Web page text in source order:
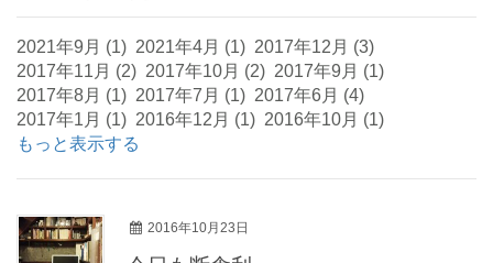
2021年9月 (1) 2021年4月 (1) 2017年12月 (3)
2017年11月 (2) 2017年10月 (2) 2017年9月 (1)
2017年8月 (1) 2017年7月 (1) 2017年6月 (4)
2017年1月 (1) 2016年12月 (1) 2016年10月 (1)
もっと表示する
2016年10月23日